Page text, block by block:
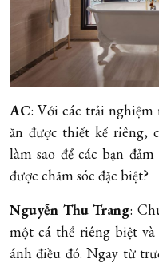
AC: Với các trải
ăn được thiết kế riêng,
làm sao để các bạn
được chăm sóc đặc biệt?
Nguyễn Thu Trang:
một cá thể riêng biệt
ánh điều đó. Ngay từ